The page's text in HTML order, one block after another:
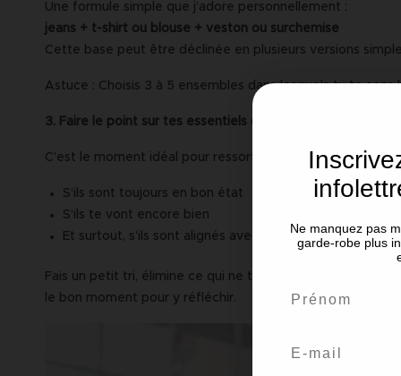
Une formule simple que j’adore personnellement :
jeans + t-shirt ou blouse + veston ou surchemise
Cette base peut être déclinée en plusieurs versions
Astuce : Choisis 3 à 5 ensembles dans lesquels tu te
3. Faire le point sur tes essentiels de saison
C’est le moment idéal pour ressortir tes vêtements
S’ils sont toujours en bon état
S’ils te vont encore bien
Et surtout, s’ils sont alignés avec
l’image que tu veux
Fais un petit tri, élimine ce qui ne te ressemble plus, et
le bon moment pour y réfléchir.
Ne manquez pas
garde-robe plus